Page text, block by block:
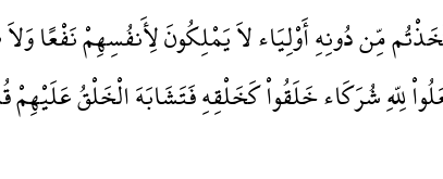
مِّن دُونِهِ أَوْلِيَاء لاَ يَمْلِكُونَ لِأَنفُسِهِمْ نَفْعًا
لِلّهِ شُرَكَاء خَلَقُواْ كَخَلْقِهِ فَتَشَابَهَ الْخَلْقُ